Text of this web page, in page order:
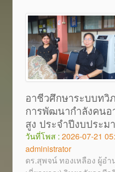
อาชีวศึกษาระบบทวิ
การพัฒนากำลังคน
สูง ประจำปีงบประ
วันที่โพส : 2026-07-21
administrator
ดร.สุพจน์ ทองเหลือง ผู้อ